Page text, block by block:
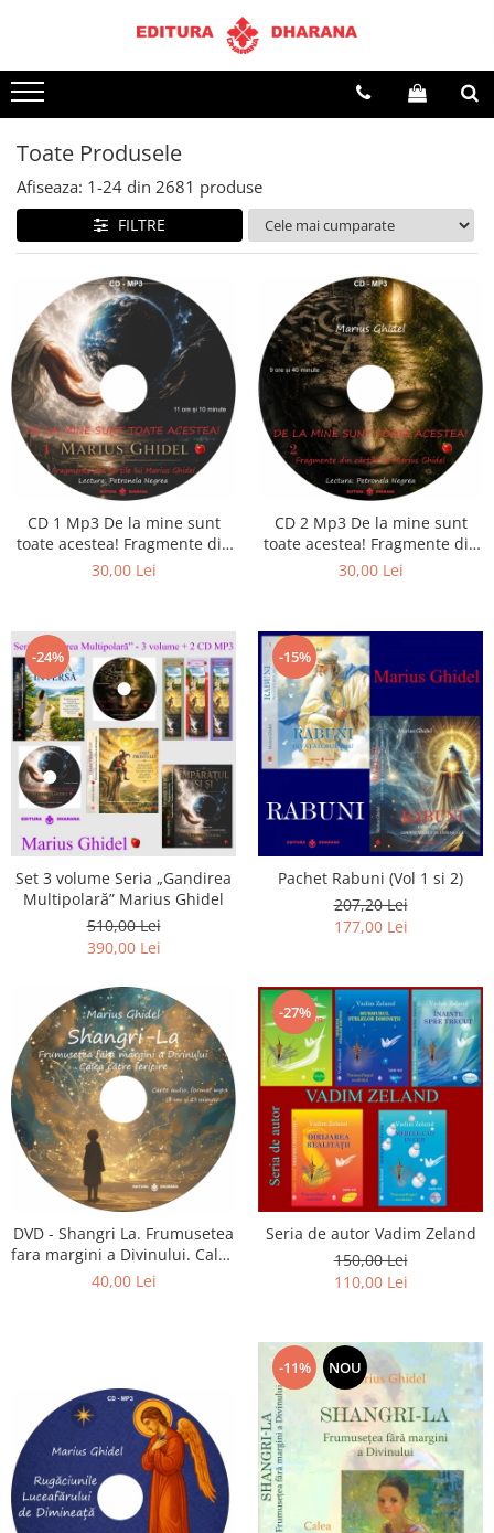
Terapii
Dietoterapie
Toate Produsele
Afiseaza: 1-24 din 2681 produse
FILTRE
CD 1 Mp3 De la mine sunt
toate acestea! Fragmente din
cărțile lui Marius Ghidel
30,00 Lei
CD 2 Mp3 De la mine sunt
toate acestea! Fragmente din
cărțile lui Marius Ghidel
30,00 Lei
-24%
Set 3 volume Seria „Gandirea
Multipolară” Marius Ghidel
510,00 Lei
390,00 Lei
-15%
Pachet Rabuni (Vol 1 si 2)
207,20 Lei
177,00 Lei
DVD - Shangri La. Frumusetea
fara margini a Divinului. Calea
catre fericire
40,00 Lei
-27%
Seria de autor Vadim Zeland
150,00 Lei
110,00 Lei
-11% NOU